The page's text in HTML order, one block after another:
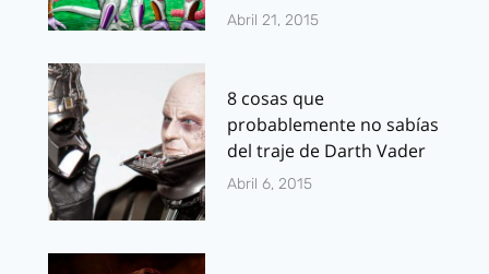
Abril 21, 2015
8 cosas que
probablemente no sabías
del traje de Darth Vader
Abril 6, 2015